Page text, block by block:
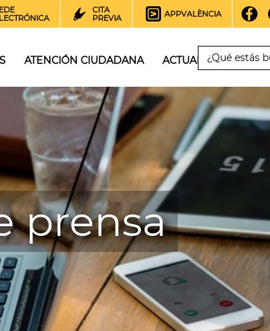
CITA
PREVIA
APPVALÈNCIA
ATENCIÓN CIUDADANA ACTUALIDAD
prensa